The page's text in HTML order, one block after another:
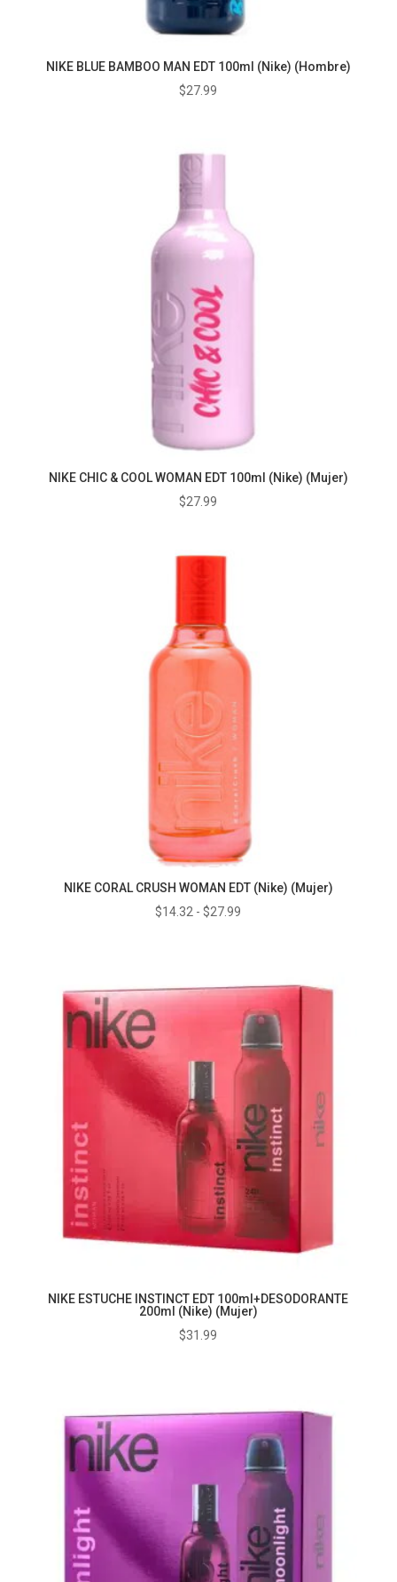
NIKE BLUE BAMBOO MAN EDT 100ml (Nike) (Hombre)
$27.99
NIKE CHIC & COOL WOMAN EDT 100ml (Nike) (Mujer)
$27.99
NIKE CORAL CRUSH WOMAN EDT (Nike) (Mujer)
$14.32 - $27.99
hasta
$27.99
NIKE ESTUCHE INSTINCT EDT 100ml+DESODORANTE
200ml (Nike) (Mujer)
$31.99